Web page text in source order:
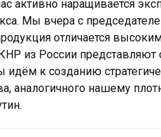
активно наращивается
Мы вчера с
отличается
из России представляют
к созданию
аналогичного нашему